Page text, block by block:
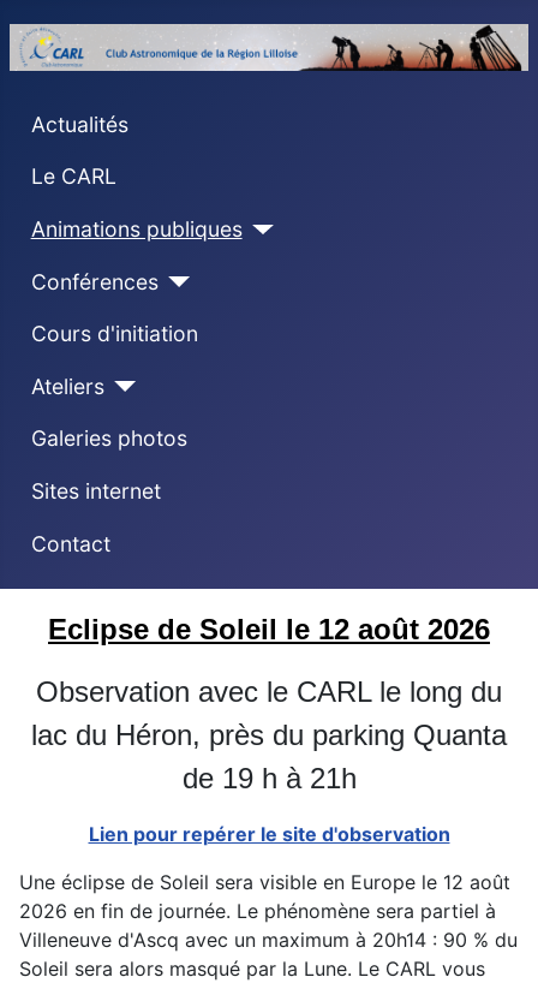
Actualités
Le CARL
Animations publiques
Conférences
Cours d'initiation
Ateliers
Galeries photos
Sites internet
Contact
Eclipse de Soleil le 12 août 2026
Observation avec le CARL le long du
lac du Héron, près du parking Quanta
de 19 h à 21h
Lien pour repérer le site d'observation
Une éclipse de Soleil sera visible en Europe le 12 août
2026 en fin de journée. Le phénomène sera partiel à
Villeneuve d'Ascq avec un maximum à 20h14 : 90 % du
Soleil sera alors masqué par la Lune. Le CARL vous